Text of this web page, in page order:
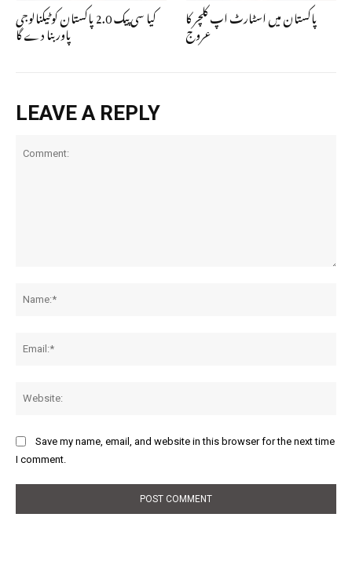
کیا سی پیک 2.0 پاکستان کو ٹیکنالوجی
پاور بنا دے گا
پاکستان میں اسٹارٹ اپ کلچر کا
عروج
LEAVE A REPLY
Save my name, email, and website in this browser for the next time
I comment.